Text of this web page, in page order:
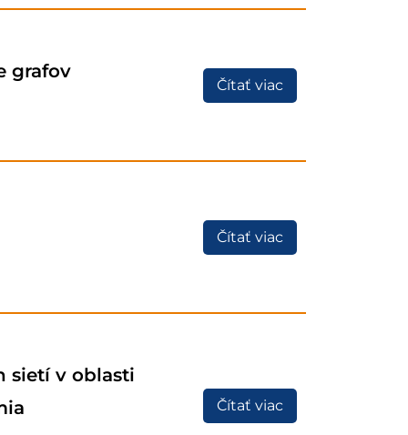
grafov
Čítať viac
Čítať viac
sietí v oblasti
Čítať viac